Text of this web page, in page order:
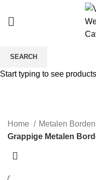
Grappige
CATEGORIES
Home
Metalen Borden
Grappige Metalen
SEARCH
Start typing to see